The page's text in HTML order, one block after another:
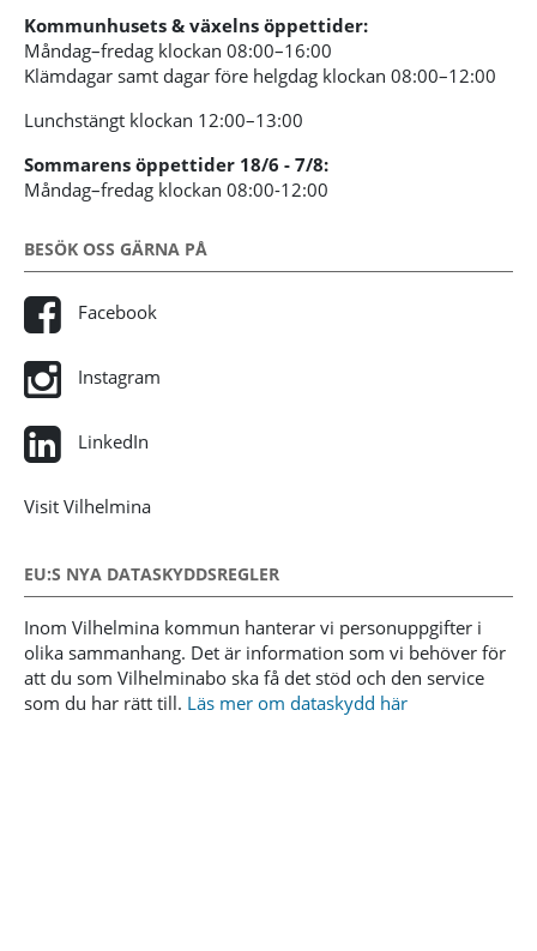
Kommunhusets & växelns öppettider:
Måndag–fredag klockan 08:00–16:00
Klämdagar samt dagar före helgdag klockan 08:00–12:00
Lunchstängt klockan 12:00–13:00
Sommarens öppettider 18/6 - 7/8:
Måndag–fredag klockan 08:00-12:00
BESÖK OSS GÄRNA PÅ
Facebook
Instagram
LinkedIn
Visit Vilhelmina
EU:S NYA DATASKYDDSREGLER
Inom Vilhelmina kommun hanterar vi personuppgifter i
olika sammanhang. Det är information som vi behöver för
att du som Vilhelminabo ska få det stöd och den service
som du har rätt till. Läs mer om dataskydd här